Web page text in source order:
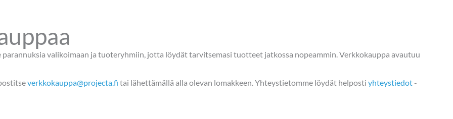
parannuksia valikoimaan ja tuoteryhmiin, jotta löydät tarvitsemasi tuotteet jatkossa nopeammin. Verkkokauppa avautuu
verkkokauppa@projecta.fi tai lähettämällä alla olevan lomakkeen. Yhteystietomme löydät helposti yhteystiedot-